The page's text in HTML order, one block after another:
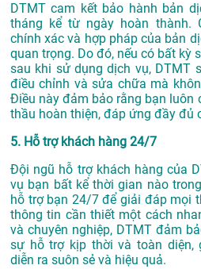
DTMT cam kết bảo hành bản
tháng kể từ ngày hoàn thành.
chính xác và hợp pháp của bản
quan trọng. Do đó, nếu có bất kỳ
sau khi sử dụng dịch vụ, DTMT
điều chỉnh và sửa chữa mà
Điều này đảm bảo rằng bạn luôn
thầu hoàn thiện, đáp ứng đầy đủ
5. Hỗ trợ khách hàng 24/7
Đội ngũ hỗ trợ khách hàng của
vụ bạn bất kể thời gian nào
hỗ trợ bạn 24/7 để giải đáp mọi
thông tin cần thiết một cách
và chuyên nghiệp, DTMT đảm
sự hỗ trợ kịp thời và toàn diện,
diễn ra suôn sẻ và hiệu quả.